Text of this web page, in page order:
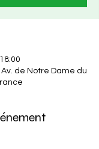
de Notre Dame du